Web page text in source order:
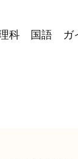
科 国語 ガ